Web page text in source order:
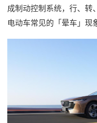
成制动控制系统，行、转
电动车常见的「晕车」现